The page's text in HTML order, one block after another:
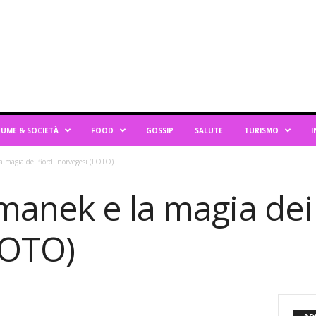
& SOCIETÀ FOOD GOSSIP SALUTE TURISMO
magia dei fiordi norvegesi (FOTO)
e la magia